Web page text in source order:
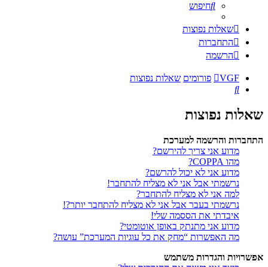
חיפוש
שאלות נפוצות
התחברות
הרשמה
VGF פורומים שאלות נפוצות
חיפוש
שאלות נפוצות
התחברות והרשמה למערכת
מדוע אני צריך להירשם?
מהו COPPA?
מדוע אני לא יכול להרשם?
נרשמתי אבל אני לא מצליח להתחבר!
למה אני לא מצליח להתחבר?
נרשמתי בעבר אבל אני לא מצליח להתחבר יותר?!
איבדתי את הססמה שלי!
מדוע אני מתנתק באופן אוטומטי?
מה האפשרות “מחק את כל עוגיות המערכת” עושה?
אפשרויות והגדרות משתמש